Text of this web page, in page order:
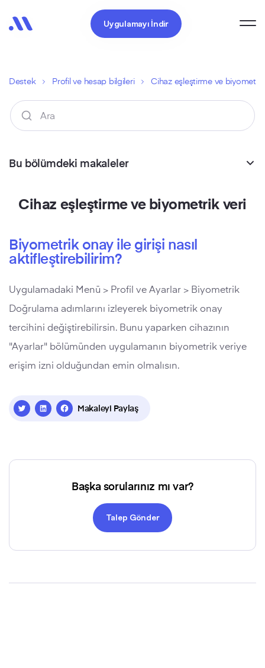
Uygulamayı İndir
Destek Profil ve hesap bilgileri Cihaz eşleştirme ve
Cihaz eşleştirme ve biyometrik veri
Biyometrik onay ile girişi nasıl
aktifleştirebilirim?
Uygulamadaki Menü > Profil ve Ayarlar > Biyometrik
Doğrulama adımlarını izleyerek biyometrik onay
tercihini değiştirebilirsin. Bunu yaparken cihazının
"Ayarlar" bölümünden uygulamanın biyometrik veriye
erişim izni olduğundan emin olmalısın.
Makaleyi Paylaş
Başka sorularınız mı var?
Talep Gönder
Bu bölümdeki makaleler